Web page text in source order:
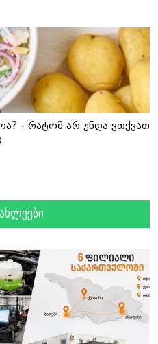
- რატომ არ უნდა ვთქვათ